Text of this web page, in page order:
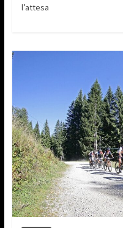
l’attesa